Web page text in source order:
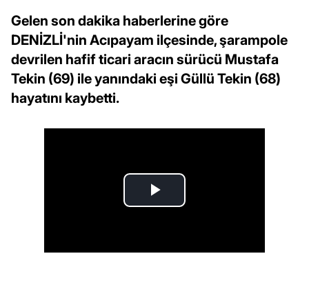
Gelen son dakika haberlerine göre
DENİZLİ'nin Acıpayam ilçesinde, şarampole
devrilen hafif ticari aracın sürücü Mustafa
Tekin (69) ile yanındaki eşi Güllü Tekin (68)
hayatını kaybetti.